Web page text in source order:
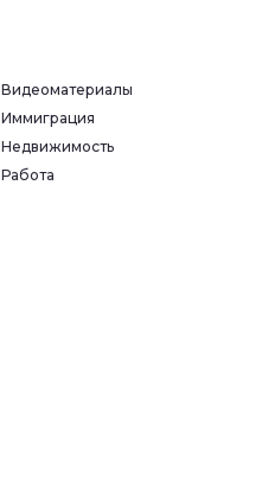
Видеоматериалы
Иммиграция
Недвижимость
Работа